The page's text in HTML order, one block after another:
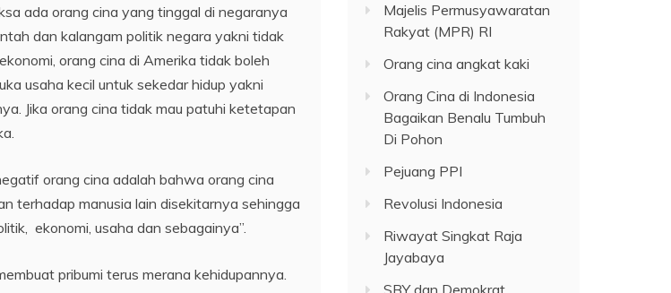
ada orang cina yang tinggal di negaranya
dan kalangam politik negara yakni tidak
orang cina di Amerika tidak boleh
usaha kecil untuk sekedar hidup yakni
Jika orang cina tidak mau patuhi ketetapan
orang cina adalah bahwa orang cina
terhadap manusia lain disekitarnya sehingga
ekonomi, usaha dan sebagainya”.
pribumi terus merana kehidupannya.
Majelis Permusyawaratan
Rakyat (MPR) RI
Orang cina angkat kaki
Orang Cina di Indonesia
Bagaikan Benalu Tumbuh
Di Pohon
Pejuang PPI
Revolusi Indonesia
Riwayat Singkat Raja
Jayabaya
SBY dgn Demokrat